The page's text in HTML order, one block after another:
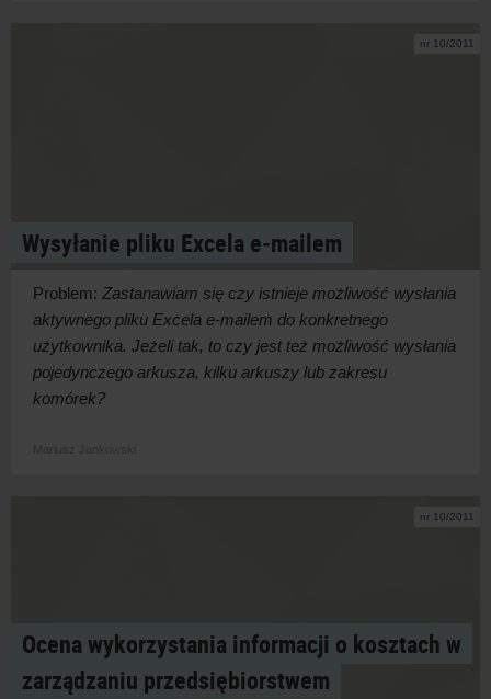
nr 10/2011
Wysyłanie pliku Excela e‑mailem
Problem: Zastanawiam się czy istnieje możliwość wysłania
aktywnego pliku Excela e-mailem do konkretnego
użytkownika. Jeżeli tak, to czy jest też możliwość wysłania
pojedynczego arkusza, kilku arkuszy lub zakresu
komórek?
nr 10/2011
Ocena wykorzystania informacji o kosztach w
zarządzaniu przedsiębiorstwem